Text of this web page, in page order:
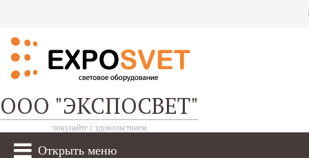
ООО "ЭКСПОСВЕТ"
покупайте с удовольствием
Открыть меню